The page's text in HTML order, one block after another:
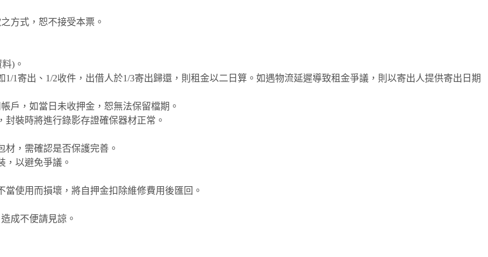
方式，恕不接受本票。
)。
1寄出、1/2收件，出借人於1/3寄出歸還，則租金以二日算。如遇物流延遲導致租金爭議，則以寄出人提供寄出日期
戶，如當日未收押金，恕無法保留檔期。
裝時將進行錄影存證確保器材正常。
，需確認是否保護完善。
，以避免爭議。
當使用而損壞，將自押金扣除維修費用後匯回。
成不便請見諒。